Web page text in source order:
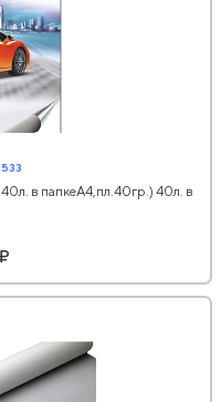
в папкеА4,пл.40гр.) 40л. в